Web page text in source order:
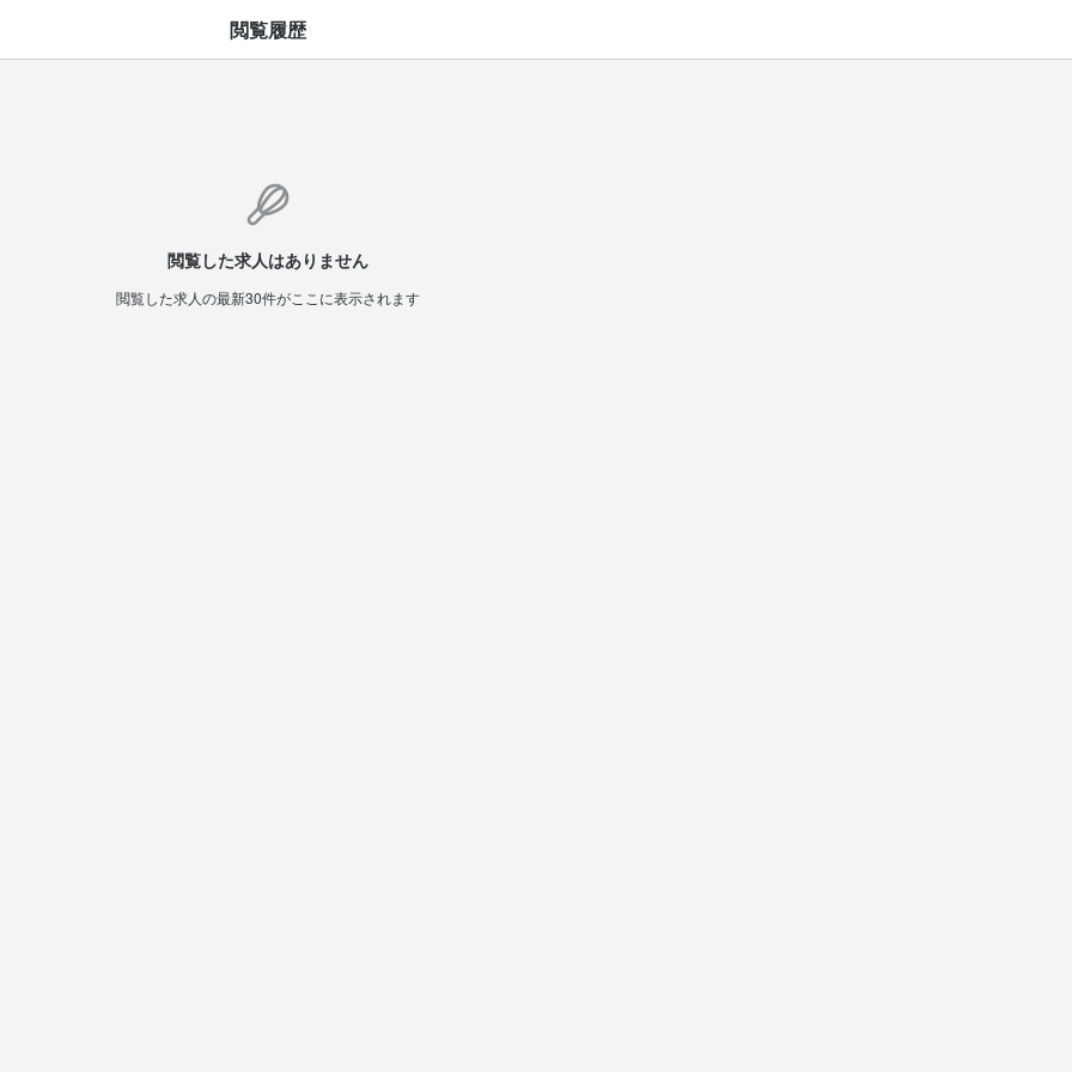
閲覧履歴
閲覧した求人はありません
閲覧した求人の最新30件がここに表示されます